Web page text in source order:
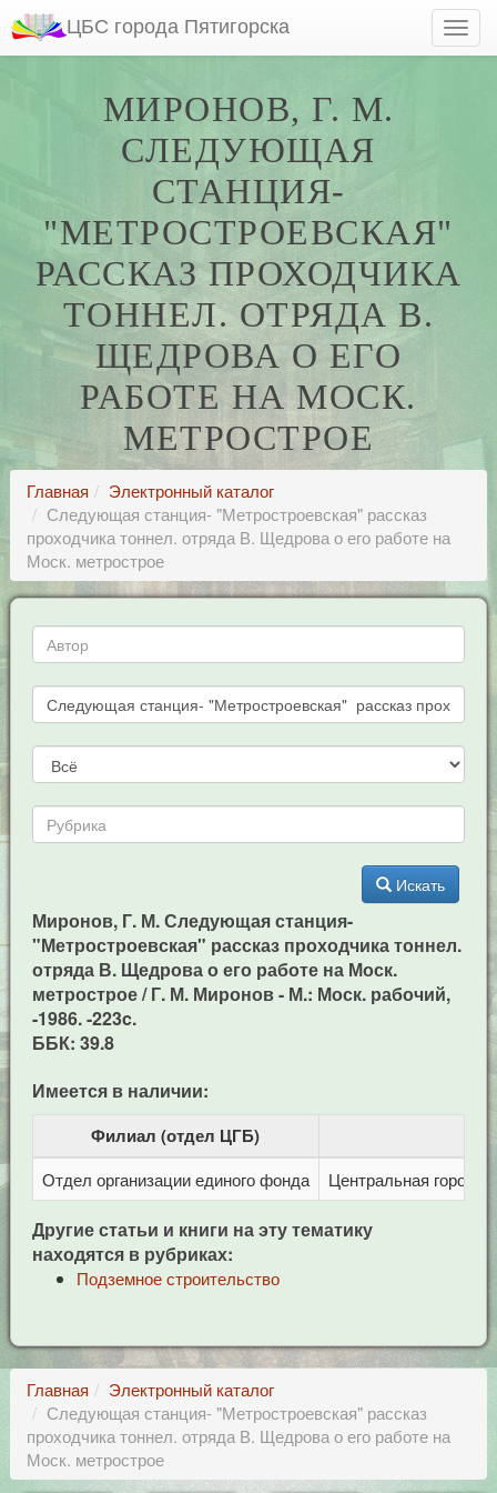
ЦБС города Пятигорска
МИРОНОВ, Г. М.
СЛЕДУЮЩАЯ
СТАНЦИЯ-
"МЕТРОСТРОЕВСКАЯ"
РАССКАЗ ПРОХОДЧИКА
ТОННЕЛ. ОТРЯДА В.
ЩЕДРОВА О ЕГО
РАБОТЕ НА МОСК.
МЕТРОСТРОЕ
Главная
Электронный каталог
Следующая станция- "Метростроевская" рассказ
проходчика тоннел. отряда В. Щедрова о его работе на
Моск. метрострое
Искать
Миронов, Г. М. Следующая станция-
"Метростроевская" рассказ проходчика тоннел.
отряда В. Щедрова о его работе на Моск.
метрострое / Г. М. Миронов - М.: Моск. рабочий,
-1986. -223c.
ББК: 39.8
Имеется в наличии:
Филиал (отдел ЦГБ)
Отдел организации единого фонда Центральная
Другие статьи и книги на эту тематику
находятся в рубриках:
Подземное строительство
Главная
Электронный каталог
Следующая станция- "Метростроевская" рассказ
проходчика тоннел. отряда В. Щедрова о его работе на
Моск. метрострое